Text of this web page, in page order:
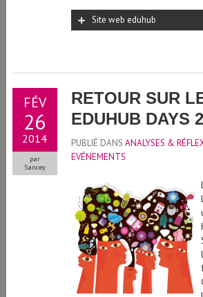
Site web eduhub
FÉV
26
2014
par
Sancey
RETOUR SUR
EDUHUB DAYS
PUBLIÉ DANS ANALYSES &
EVÉNEMENTS